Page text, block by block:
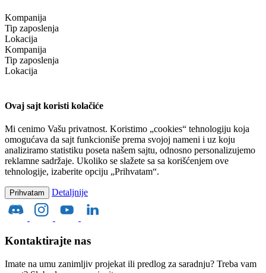
Kompanija
Tip zaposlenja
Lokacija
Kompanija
Tip zaposlenja
Lokacija
Ovaj sajt koristi kolačiće
Mi cenimo Vašu privatnost. Koristimo „cookies“ tehnologiju koja
omogućava da sajt funkcioniše prema svojoj nameni i uz koju
analiziramo statistiku poseta našem sajtu, odnosno personalizujemo
reklamne sadržaje. Ukoliko se slažete sa sa korišćenjem ove
tehnologije, izaberite opciju „Prihvatam“.
Prihvatam Detaljnije
Kontaktirajte nas
Imate na umu zanimljiv projekat ili predlog za saradnju? Treba vam